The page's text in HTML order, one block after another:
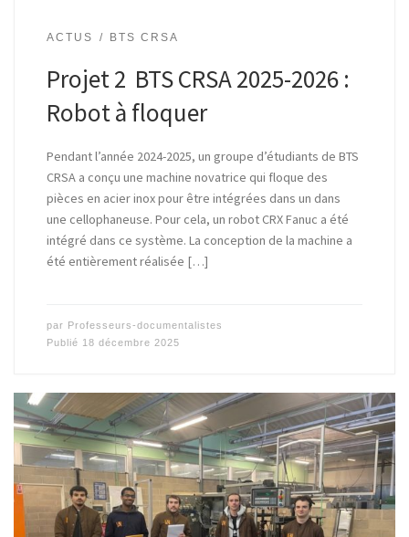
ACTUS BTS CRSA
Projet 2 BTS CRSA 2025-2026 :
Robot à floquer
Pendant l’année 2024-2025, un groupe d’étudiants de BTS
CRSA a conçu une machine novatrice qui floque des
pièces en acier inox pour être intégrées dans un dans
une cellophaneuse. Pour cela, un robot CRX Fanuc a été
intégré dans ce système. La conception de la machine a
été entièrement réalisée […]
par Professeurs-documentalistes
Publié 18 décembre 2025